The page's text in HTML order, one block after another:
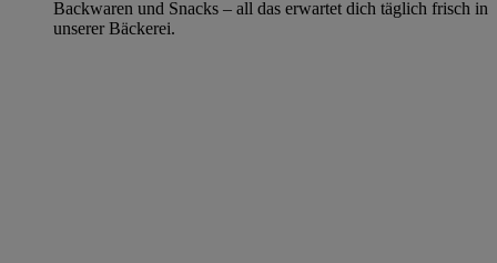
Backwaren und Snacks – all das erwartet dich täglich frisch in
unserer Bäckerei.